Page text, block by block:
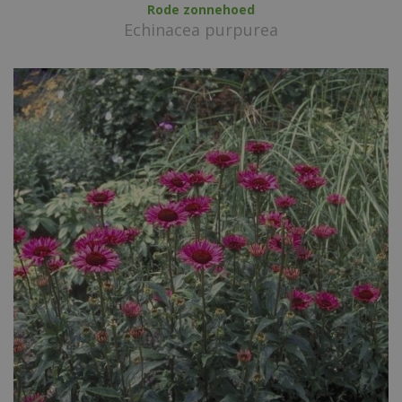
Rode zonnehoed
Echinacea purpurea